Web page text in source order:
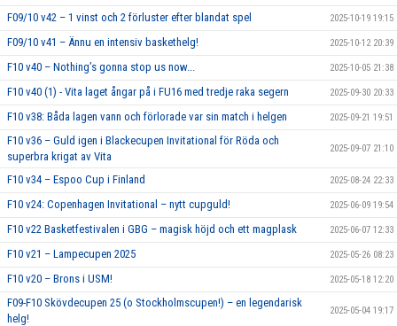
F09/10 v42 – 1 vinst och 2 förluster efter blandat spel 2025-10-19 19:15
F09/10 v41 – Ännu en intensiv baskethelg! 2025-10-12 20:39
F10 v40 – Nothing’s gonna stop us now... 2025-10-05 21:38
F10 v40 (1) - Vita laget ångar på i FU16 med tredje raka segern 2025-09-30 20:33
F10 v38: Båda lagen vann och förlorade var sin match i helgen 2025-09-21 19:51
F10 v36 – Guld igen i Blackecupen Invitational för Röda och
superbra krigat av Vita
2025-09-07 21:10
F10 v34 – Espoo Cup i Finland 2025-08-24 22:33
F10 v24: Copenhagen Invitational – nytt cupguld! 2025-06-09 19:54
F10 v22 Basketfestivalen i GBG – magisk höjd och ett magplask 2025-06-07 12:33
F10 v21 – Lampecupen 2025 2025-05-26 08:23
F10 v20 – Brons i USM! 2025-05-18 12:20
F09-F10 Skövdecupen 25 (o Stockholmscupen!) – en legendarisk
helg!
2025-05-04 19:17